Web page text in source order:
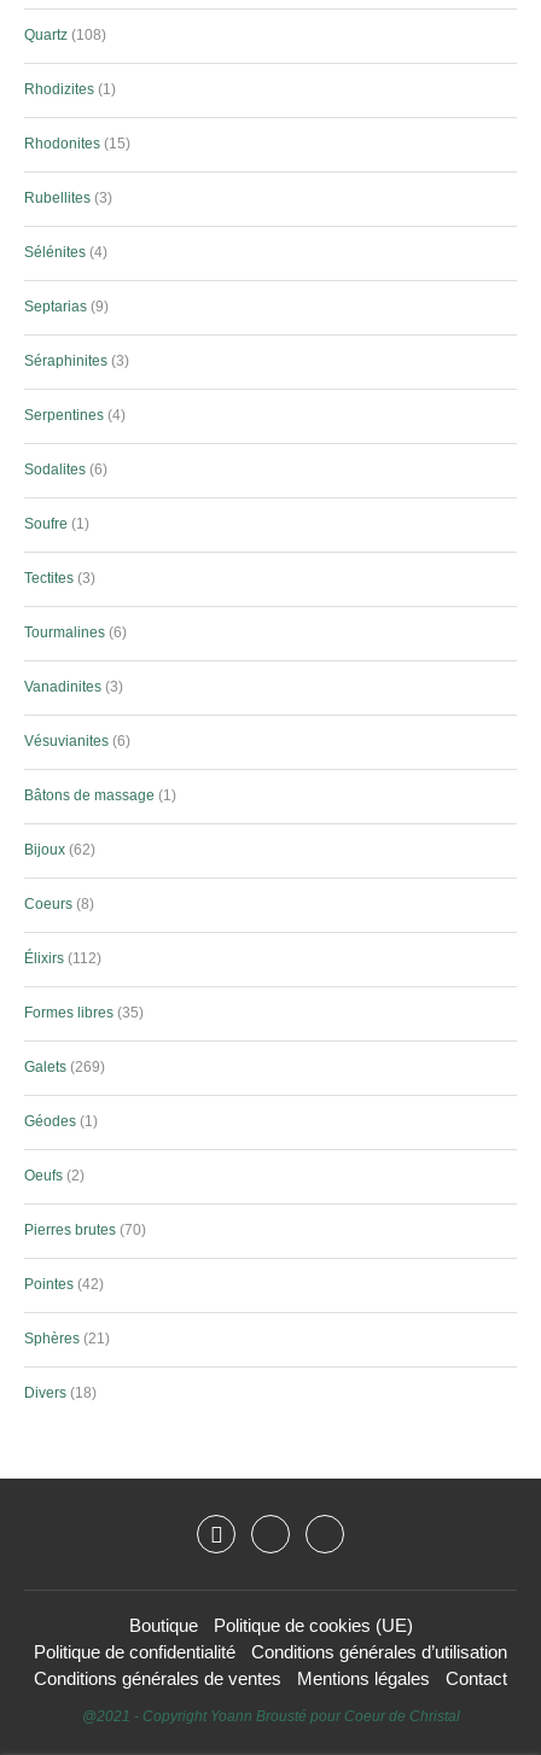
Quartz 108
Rhodizites 1
Rhodonites 15
Rubellites 3
Sélénites 4
Septarias 9
Séraphinites 3
Serpentines 4
Sodalites 6
Soufre 1
Tectites 3
Tourmalines 6
Vanadinites 3
Vésuvianites 6
Bâtons de massage 1
Bijoux 62
Coeurs 8
Élixirs 112
Formes libres 35
Galets 269
Géodes 1
Oeufs 2
Pierres brutes 70
Pointes 42
Sphères 21
Divers 18
Boutique
Politique de cookies (UE)
Politique de confidentialité
Conditions générales d’utilisation
Conditions générales de ventes
Mentions légales Contact
@2021 - Copyright Yoann Brousté pour Coeur de Christal